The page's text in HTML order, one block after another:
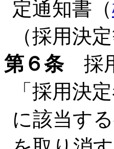
定通知書（
（採用決
第６条採用
「採用決
に該当す